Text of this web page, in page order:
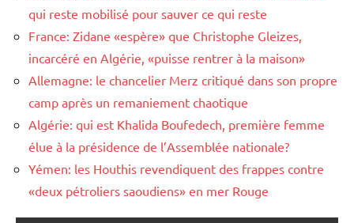
qui reste mobilisé pour sauver ce qui reste
France: Zidane «espère» que Christophe Gleizes,
incarcéré en Algérie, «puisse rentrer à la maison»
Allemagne: le chancelier Merz critiqué dans son propre
camp après un remaniement chaotique
Algérie: qui est Khalida Boufedech, première femme
élue à la présidence de l’Assemblée nationale?
Yémen: les Houthis revendiquent des frappes contre
«deux pétroliers saoudiens» en mer Rouge